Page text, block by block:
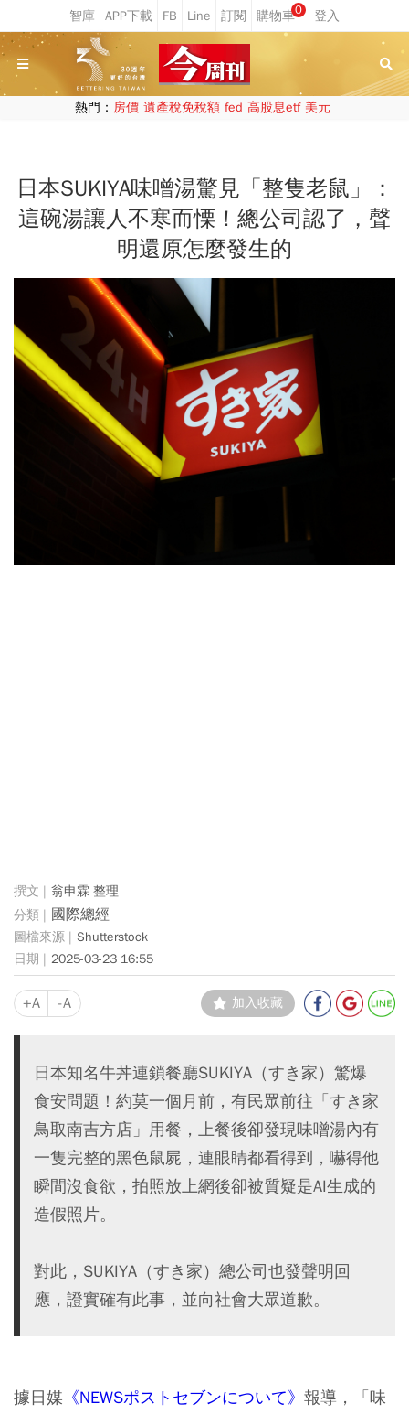
0
熱門： 房價 遺產稅免稅額 fed 高股息etf 美元
日本SUKIYA味噌湯驚見「整隻老鼠」：
這碗湯讓人不寒而慄！總公司認了，聲
明還原怎麼發生的
翁申霖 整理
國際總經
Shutterstock
2025-03-23 16:55
+A -A 加入收藏
日本知名牛丼連鎖餐廳SUKIYA（すき家）驚爆
食安問題！約莫一個月前，有民眾前往「すき家
鳥取南吉方店」用餐，上餐後卻發現味噌湯內有
一隻完整的黑色鼠屍，連眼睛都看得到，嚇得他
瞬間沒食欲，拍照放上網後卻被質疑是AI生成的
造假照片。
對此，SUKIYA（すき家）總公司也發聲明回
應，證實確有此事，並向社會大眾道歉。
據日媒 《NEWSポストセブンについて》 報導，「味